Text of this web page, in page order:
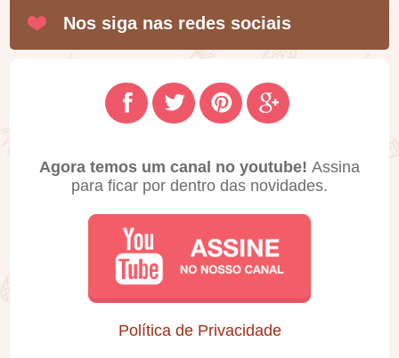
Nos siga nas redes sociais
Agora temos um canal no youtube! Assina
para ficar por dentro das novidades.
Política de Privacidade